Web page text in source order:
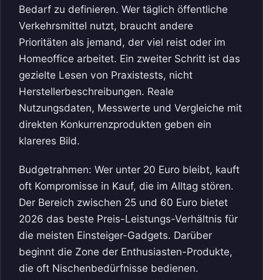
Bedarf zu definieren. Wer täglich öffentliche
Verkehrsmittel nutzt, braucht andere
Prioritäten als jemand, der viel reist oder im
Homeoffice arbeitet. Ein zweiter Schritt ist das
gezielte Lesen von Praxistests, nicht
Herstellerbeschreibungen. Reale
Nutzungsdaten, Messwerte und Vergleiche mit
direkten Konkurrenzprodukten geben ein
klareres Bild.
Budgetrahmen: Wer unter 20 Euro bleibt, kauft
oft Kompromisse in Kauf, die im Alltag stören.
Der Bereich zwischen 25 und 60 Euro bietet
2026 das beste Preis-Leistungs-Verhältnis für
die meisten Einsteiger-Gadgets. Darüber
beginnt die Zone der Enthusiasten-Produkte,
die oft Nischenbedürfnisse bedienen.